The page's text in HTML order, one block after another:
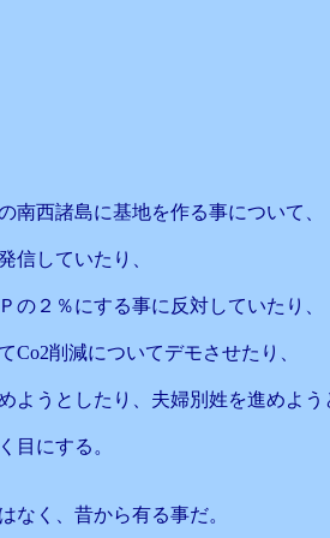
南西諸島に基地を作る事について、
信していたり、
の２％にする事に反対していたり、
Co2削減についてデモさせたり、
ようとしたり、夫婦別姓を進めよう
目にする。
なく、昔から有る事だ。